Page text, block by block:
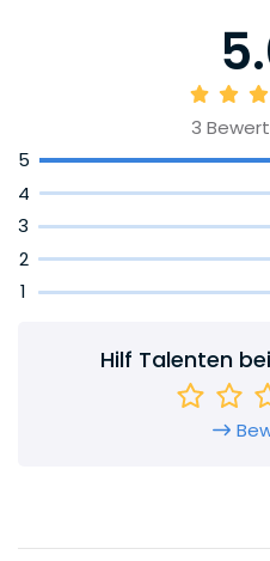
3
5
4
3
2
1
Hilf Talenten